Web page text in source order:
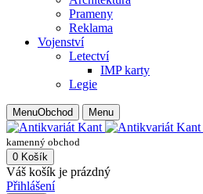
Prameny
Reklama
Vojenství
Letectví
IMP karty
Legie
MenuObchod Menu
kamenný obchod
0 Košík
Váš košík je prázdný
Přihlášení